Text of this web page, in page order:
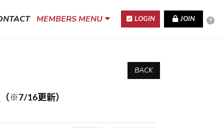
MEMBERS MENU LOGIN JOIN
BACK
※7/16更新）